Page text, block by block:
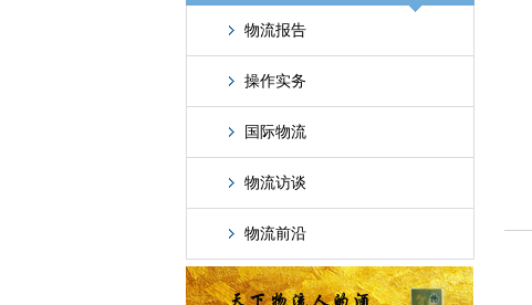
物流报告
操作实务
国际物流
物流访谈
物流前沿